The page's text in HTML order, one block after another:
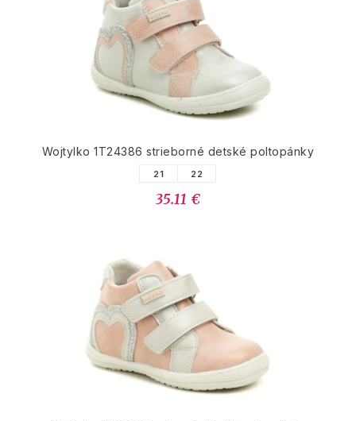
Wojtylko 1T24386 strieborné detské poltopánky
21 22
35.11 €